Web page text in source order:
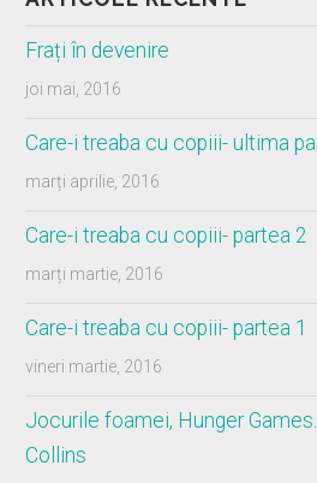
Frați în devenire
joi mai, 2016
Care-i treaba cu copiii- ultima
marți aprilie, 2016
Care-i treaba cu copiii- partea 2
marți martie, 2016
Care-i treaba cu copiii- partea 1
vineri martie, 2016
Jocurile foamei, Hunger
Collins